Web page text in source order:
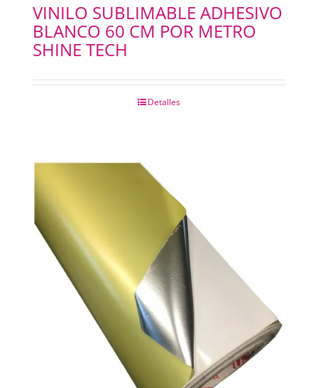
VINILO SUBLIMABLE ADHESIVO
BLANCO 60 CM POR METRO
SHINE TECH
Detalles